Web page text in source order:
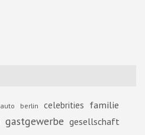
auto berlin celebrities familie
gastgewerbe gesellschaft